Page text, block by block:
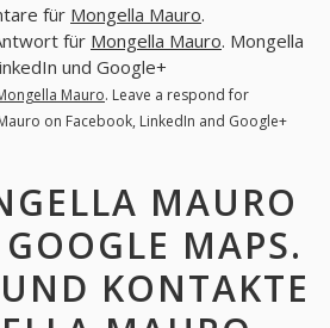
für Mongella Mauro.
für Mongella Mauro. Mongella
und Google+
Mauro. Leave a respond for
on Facebook, LinkedIn and Google+
MAURO
MAPS.
KONTAKTE